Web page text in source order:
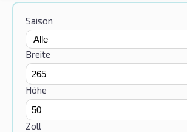
Saison
Breite
Höhe
Zoll